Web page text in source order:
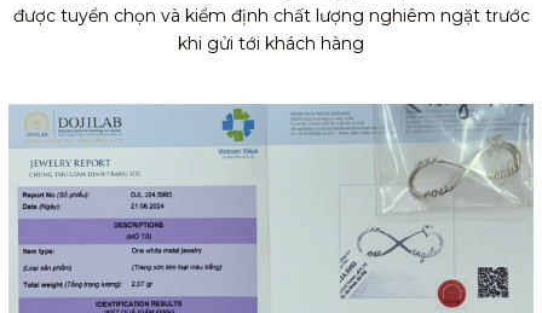
được tuyển chọn và kiểm định chất lượng nghiêm ngặt trước
khi gửi tới khách hàng